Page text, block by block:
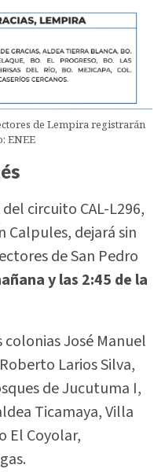
de Lempira registrarán
ENEE
circuito CAL-L296,
Calpules, dejará sin
de San Pedro
y las 2:45 de la
José Manuel
Larios Silva,
de Jucutuma I,
Ticamaya, Villa
El Coyolar,